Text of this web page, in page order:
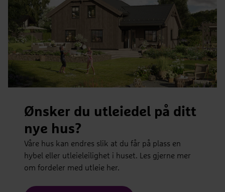
Ønsker du utleiedel på ditt
nye hus?
Våre hus kan endres slik at du får på plass en
hybel eller utleieleilighet i huset. Les gjerne mer
om fordeler med utleie her.